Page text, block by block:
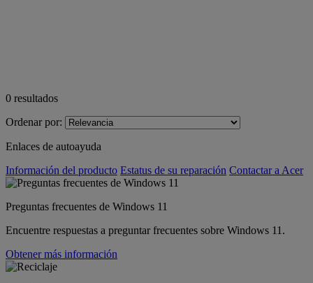
0 resultados
Ordenar por:
Enlaces de autoayuda
Información del producto Estatus de su reparación Contactar a Acer
Preguntas frecuentes de Windows 11
Encuentre respuestas a preguntar frecuentes sobre Windows 11.
Obtener más información